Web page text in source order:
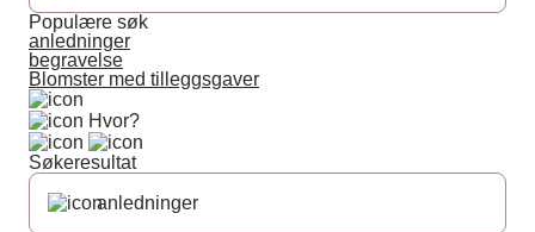
Populære søk
anledninger
begravelse
Blomster med tilleggsgaver
Hvor?
Søkeresultat